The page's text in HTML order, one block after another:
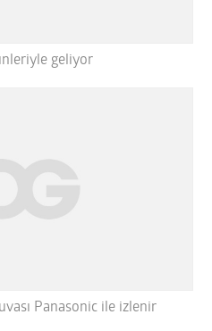
geliyor
Panasonic ile izlenir